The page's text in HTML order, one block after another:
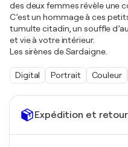
Expédition et
des deux femmes révèle une
C’est un hommage à ces
tumulte citadin, un souffle
et vie à votre intérieur.
Les sirènes de Sardaigne.
Digital Portrait Couleur